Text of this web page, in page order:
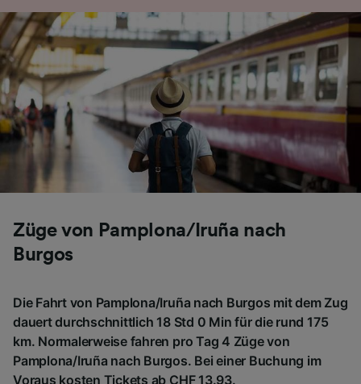
Züge von Pamplona/Iruña nach
Burgos
Die Fahrt von Pamplona/Iruña nach Burgos mit dem Zug
dauert durchschnittlich 18 Std 0 Min für die rund 175
km. Normalerweise fahren pro Tag 4 Züge von
Pamplona/Iruña nach Burgos. Bei einer Buchung im
Voraus kosten Tickets ab CHF 13.93.
aktiv abfragen. Speichern von oder Zugriff auf
Informationen auf einem Endgerät.
Personalisierte Werbung und Inhalte, Messung
von Werbeleistung und der Performance von
Inhalten, Zielgruppenforschung sowie
Entwicklung und Verbesserung von
Angeboten.
Liste der Partner (Lieferanten)